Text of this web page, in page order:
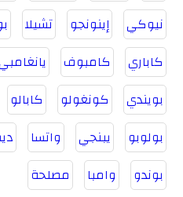
نيوكي
إينونجو تشيلا
كاباري
كامبوف
بويندي
كونغولو كابالو
بولوبو
يبنجي واتسا
بوندو
وامبا مصلحة